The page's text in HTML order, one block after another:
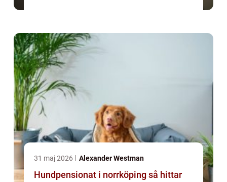
31 maj 2026 Alexander Westman
Hundpensionat i norrköping så hittar